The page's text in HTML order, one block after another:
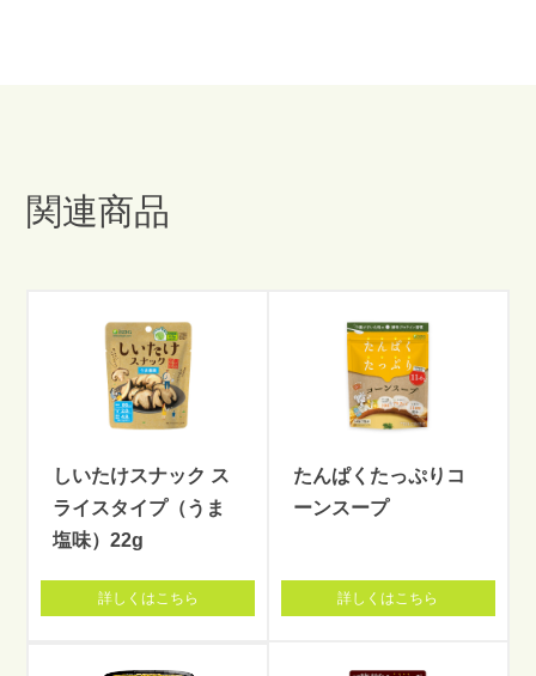
関連商品
しいたけスナック ス
ライスタイプ（うま
塩味）22g
詳しくはこちら
たんぱくたっぷりコ
ーンスープ
詳しくはこちら